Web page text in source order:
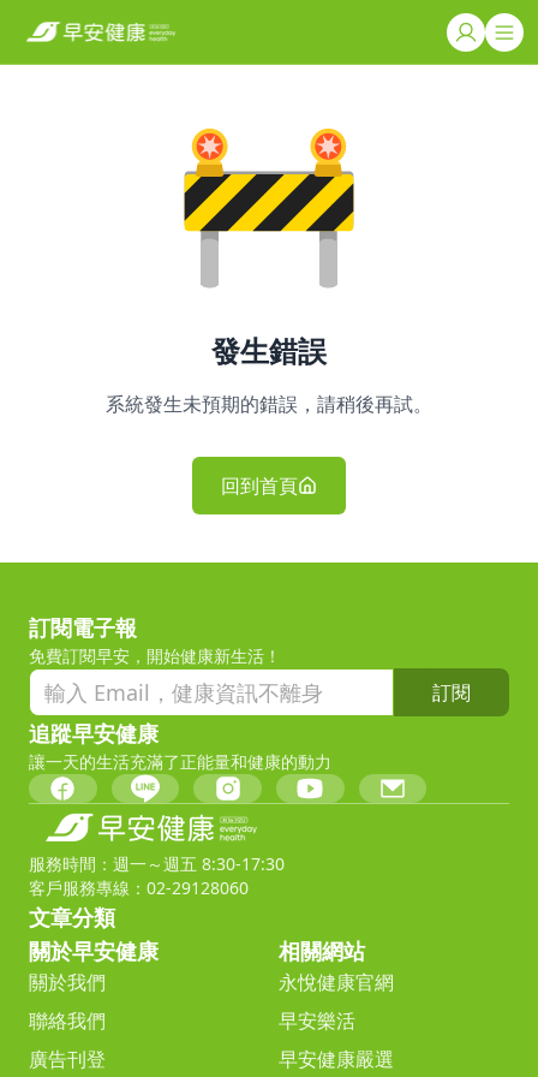
發生錯誤
系統發生未預期的錯誤，請稍後再試。
回到首頁
訂閱電子報
免費訂閱早安，開始健康新生活！
訂閱
追蹤早安健康
讓一天的生活充滿了正能量和健康的動力
服務時間：週一～週五 8:30-17:30
客戶服務專線：02-29128060
文章分類
關於早安健康
關於我們
聯絡我們
廣告刊登
相關網站
永悅健康官網
早安樂活
早安健康嚴選